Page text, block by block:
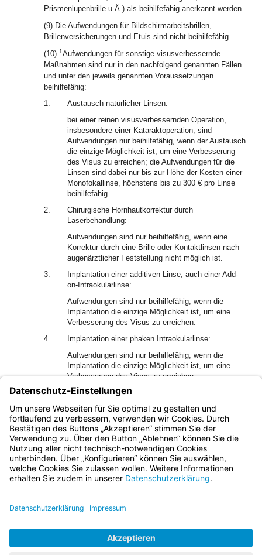
Prismenlupenbrille u.Ä.) als beihilfefähig anerkannt werden.
(9) Die Aufwendungen für Bildschirmarbeitsbrillen,
Brillenversicherungen und Etuis sind nicht beihilfefähig.
(10) 1Aufwendungen für sonstige visusverbessernde
Maßnahmen sind nur in den nachfolgend genannten Fällen
und unter den jeweils genannten Voraussetzungen
beihilfefähig:
1.
Austausch natürlicher Linsen:
bei einer reinen visusverbessernden Operation,
insbesondere einer Kataraktoperation, sind
Aufwendungen nur beihilfefähig, wenn der Austausch
die einzige Möglichkeit ist, um eine Verbesserung
des Visus zu erreichen; die Aufwendungen für die
Linsen sind dabei nur bis zur Höhe der Kosten einer
Monofokallinse, höchstens bis zu 300 € pro Linse
beihilfefähig.
2.
Chirurgische Hornhautkorrektur durch
Laserbehandlung:
Aufwendungen sind nur beihilfefähig, wenn eine
Korrektur durch eine Brille oder Kontaktlinsen nach
augenärztlicher Feststellung nicht möglich ist.
3.
Implantation einer additiven Linse, auch einer Add-
on-Intraokularlinse:
Aufwendungen sind nur beihilfefähig, wenn die
Implantation die einzige Möglichkeit ist, um eine
Verbesserung des Visus zu erreichen.
4.
Implantation einer phaken Intraokularlinse:
Aufwendungen sind nur beihilfefähig, wenn die
Implantation die einzige Möglichkeit ist, um eine
Verbesserung des Visus zu erreichen.
Aufwendungen für visusverbessernde Maßnahmen nach
Satz 1 Nr. 2 bis 4 sind nur bei einer befürwortenden amts-
oder vertrauensärztlichen Bewertung beihilfefähig.
Bayern.de
BayernPortal
Impressum